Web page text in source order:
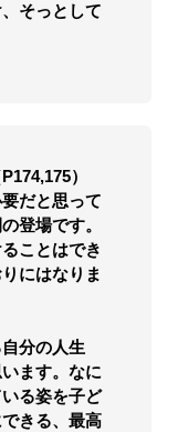
そっとして
）
だと思って
登場です。
ことはでき
にはなりま
分の人生
ます。なに
る姿を子ど
きる、最高